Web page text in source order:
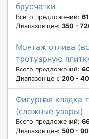
брусчатки
Всего предложений: 61
Диапазон цен: 350 -
Монтаж отлива
тротуарную
Всего предложений:
Диапазон цен: 200 -
Фигурная кладка
(сложные узоры)
Всего предложений: 66
Диапазон цен: 500 -